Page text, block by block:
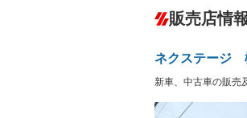
－ ダウンヒルアシ
－ Bluetooth接続
オーディオ：
－
ヘッドライトウ
ー
LEDヘッドラ
ETC
販売店情
ネクステージ
新車、中古車の販売